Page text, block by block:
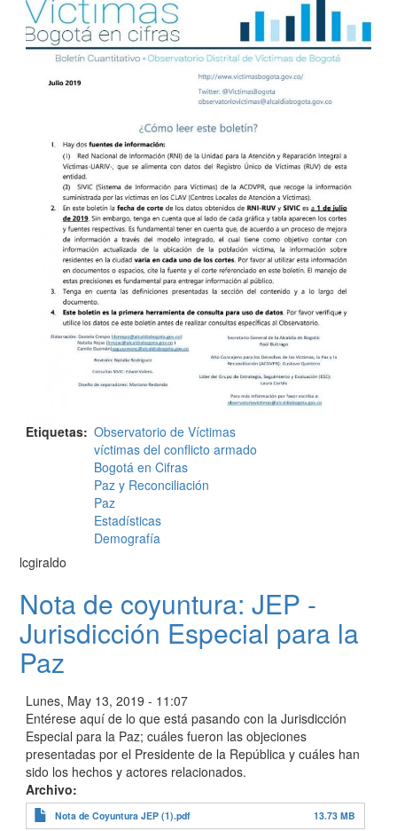
Etiquetas Observatorio de Víctimas
víctimas del conflicto armado
Bogotá en Cifras
Paz y Reconciliación
Paz
Estadísticas
Demografía
lcgiraldo
Nota de coyuntura: JEP -
Jurisdicción Especial para la
Paz
Lunes, May 13, 2019 - 11:07
Entérese aquí de lo que está pasando con la Jurisdicción
Especial para la Paz; cuáles fueron las objeciones
presentadas por el Presidente de la República y cuáles han
sido los hechos y actores relacionados.
Archivo
Nota de Coyuntura JEP (1).pdf 13.73 MB